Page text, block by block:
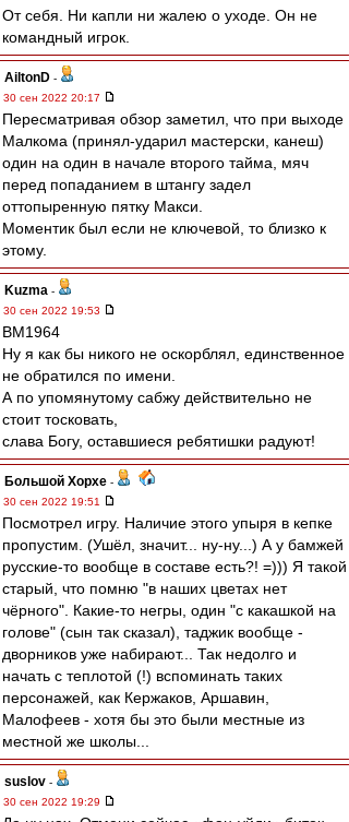
От себя. Ни капли ни жалею о уходе. Он не
командный игрок.
AiltonD -
30 сен 2022 20:17
Пересматривая обзор заметил, что при выходе
Малкома (принял-ударил мастерски, канеш)
один на один в начале второго тайма, мяч
перед попаданием в штангу задел
оттопыренную пятку Макси.
Моментик был если не ключевой, то близко к
этому.
Kuzma -
30 сен 2022 19:53
BM1964
Ну я как бы никого не оскорблял, единственное
не обратился по имени.
А по упомянутому сабжу действительно не
стоит тосковать,
слава Богу, оставшиеся ребятишки радуют!
Большой Хорхе -
30 сен 2022 19:51
Посмотрел игру. Наличие этого упыря в кепке
пропустим. (Ушёл, значит... ну-ну...) А у бамжей
русские-то вообще в составе есть?! =))) Я такой
старый, что помню "в наших цветах нет
чёрного". Какие-то негры, один "с какашкой на
голове" (сын так сказал), таджик вообще -
дворников уже набирают... Так недолго и
начать с теплотой (!) вспоминать таких
персонажей, как Кержаков, Аршавин,
Малофеев - хотя бы это были местные из
местной же школы...
suslov -
30 сен 2022 19:29